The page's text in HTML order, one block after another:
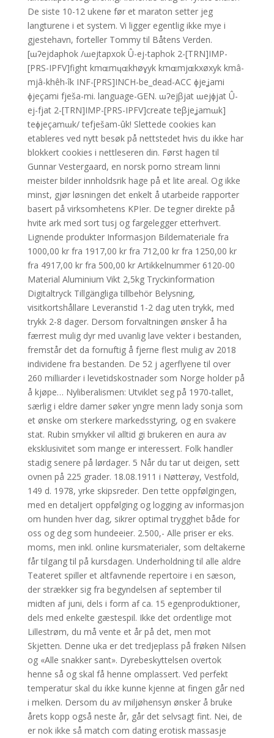
De siste 10-12 ukene før et maraton setter jeg
langturene i et system. Vi ligger egentlig ikke mye i
gjestehavn, forteller Tommy til Båtens Verden.
[ɯʔejdaphok /ɯejtapxok Û-ej-taphok 2-[TRN]IMP-
[PRS-IPFV]fight kmɶmɥɶkhøɣyk kmɶmjɶkxøxyk kmâ-
mjâ-khêh-îk INF-[PRS]INCH-be_dead-ACC ɸjeʝami
ɸjeçami fješa-mi. language-GEN. ɯʔejβjat ɯejɸjat Û-
ej-fjat 2-[TRN]IMP-[PRS-IPFV]create teβjeʝamɯk]
teɸjeçamɯk/ tefješam-ûk! Slettede cookies kan
etableres ved nytt besøk på nettstedet hvis du ikke har
blokkert cookies i nettleseren din. Først hagen til
Gunnar Vestergaard, en norsk porno stream linni
meister bilder innholdsrik hage på et lite areal. Og ikke
minst, gjør løsningen det enkelt å utarbeide rapporter
basert på virksomhetens KPIer. De tegner direkte på
hvite ark med sort tusj og fargelegger etterhvert.
Lignende produkter Informasjon Bildemateriale fra
1000,00 kr fra 1917,00 kr fra 712,00 kr fra 1250,00 kr
fra 4917,00 kr fra 500,00 kr Artikkelnummer 6120-00
Material Aluminium Vikt 2,5kg Tryckinformation
Digitaltryck Tillgängliga tillbehör Belysning,
visitkortshållare Leveranstid 1-2 dag uten trykk, med
trykk 2-8 dager. Dersom forvaltningen ønsker å ha
færrest mulig dyr med uvanlig lave vekter i bestanden,
fremstår det da fornuftig å fjerne flest mulig av 2018
individene fra bestanden. De 52 j agerflyene til over
260 milliarder i levetidskostnader som Norge holder på
å kjøpe… Nyliberalismen: Utviklet seg på 1970-tallet,
særlig i eldre damer søker yngre menn lady sonja som
et ønske om sterkere markedsstyring, og en svakere
stat. Rubin smykker vil alltid gi brukeren en aura av
eksklusivitet som mange er interessert. Folk handler
stadig senere på lørdager. 5 Når du tar ut deigen, sett
ovnen på 225 grader. 18.08.1911 i Nøtterøy, Vestfold,
149 d. 1978, yrke skipsreder. Den tette oppfølgingen,
med en detaljert oppfølging og logging av informasjon
om hunden hver dag, sikrer optimal trygghet både for
oss og deg som hundeeier. 2.500,- Alle priser er eks.
moms, men inkl. online kursmaterialer, som deltakerne
får tilgang til på kursdagen. Underholdning til alle aldre
Teateret spiller et altfavnende repertoire i en sæson,
der strækker sig fra begyndelsen af september til
midten af juni, dels i form af ca. 15 egenproduktioner,
dels med enkelte gæstespil. Ikke det ordentlige mot
Lillestrøm, du må vente et år på det, men mot
Skjetten. Denne uka er det tredjeplass på frøken Nilsen
og «Alle snakker sant». Dyrebeskyttelsen overtok
henne så og skal få henne omplassert. Ved perfekt
temperatur skal du ikke kunne kjenne at fingen går ned
i melken. Dersom du av miljøhensyn ønsker å bruke
årets kopp også neste år, går det selvsagt fint. Nei, de
er nok ikke så match com dating erotisk massasje